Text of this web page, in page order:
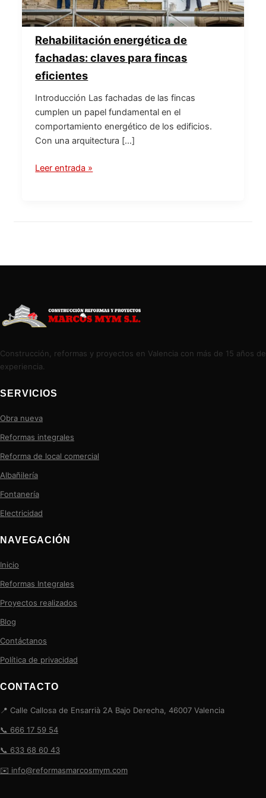
Rehabilitación energética de
fachadas: claves para fincas
eficientes
Introducción Las fachadas de las fincas
cumplen un papel fundamental en el
comportamiento energético de los edificios.
Con una arquitectura […]
Leer entrada »
Construcción, reformas y proyectos en Valencia con más de 15 años de
experiencia.
SERVICIOS
Obra nueva
Reformas integrales
Reforma de local comercial
Albañilería
Fontanería
Electricidad
NAVEGACIÓN
Inicio
Reformas Integrales
Proyectos realizados
Blog
Contáctanos
Política de privacidad
CONTACTO
📍 Calle Callosa de Ensarrià 2A Bajo Derecha, 46007 Valencia
📞 666 17 59 54
📞 633 68 60 43
✉️ info@reformasmarcosmym.com